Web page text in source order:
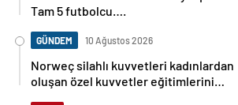
Tam 5 futbolcu….
GÜNDEM 10 Ağustos 2026
Norweç silahlı kuvvetleri kadınlardan
oluşan özel kuvvetler eğitimlerini